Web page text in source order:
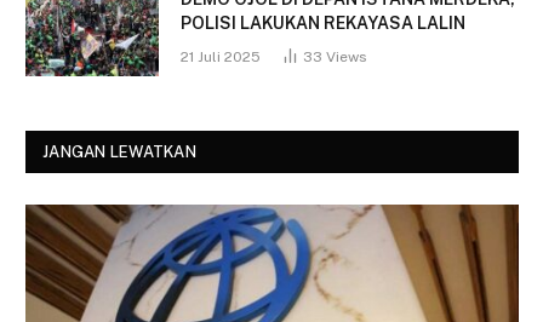
POLISI LAKUKAN REKAYASA LALIN
21 Juli 2025 33 Views
JANGAN LEWATKAN